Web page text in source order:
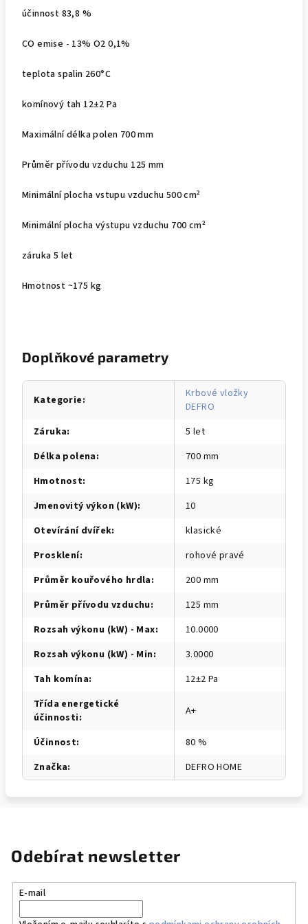
účinnost 83,8 %
CO emise - 13% O2 0,1%
teplota spalin 260°C
komínový tah 12±2 Pa
Maximální délka polen 700 mm
Průměr přívodu vzduchu 125 mm
Minimální plocha vstupu vzduchu 500 cm²
Minimální plocha výstupu vzduchu 700 cm²
záruka 5 let
Hmotnost ~175 kg
Doplňkové parametry
Kategorie:
Krbové vložky
DEFRO
Záruka:
5 let
Délka polena:
700 mm
Hmotnost:
175 kg
Jmenovitý výkon (kW):
10
Otevírání dvířek:
klasické
Prosklení:
rohové pravé
Průměr kouřového hrdla:
200 mm
Průměr přívodu vzduchu:
125 mm
Rozsah výkonu (kW) - Max:
10.0000
Rozsah výkonu (kW) - Min:
3.0000
Tah komína:
12±2 Pa
Třída energetické
účinnosti: A+
Účinnost:
80 %
Značka: DEFRO HOME
Odebírat newsletter
E-mail